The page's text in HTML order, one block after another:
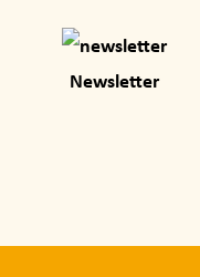
Newsletter